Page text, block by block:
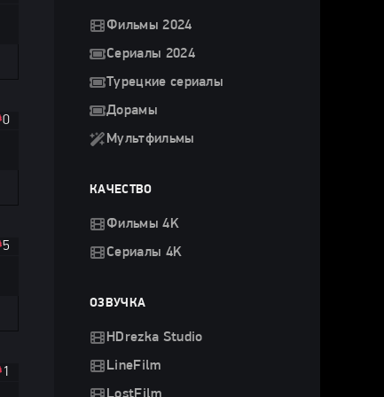
0
5
1
Фильмы 2024
Сериалы 2024
Турецкие сериалы
Дорамы
Мультфильмы
КАЧЕСТВО
Фильмы 4K
Сериалы 4K
ОЗВУЧКА
HDrezka Studio
LineFilm